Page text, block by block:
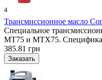
4
Трансмиссионное масло
Специальное
MT75 и MTX75.
385.81 грн